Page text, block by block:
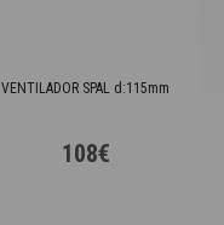
VENTILADOR SPAL d:115mm
108€